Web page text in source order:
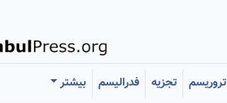
تروریسم تجزیه فدرالیسم
بیشتر